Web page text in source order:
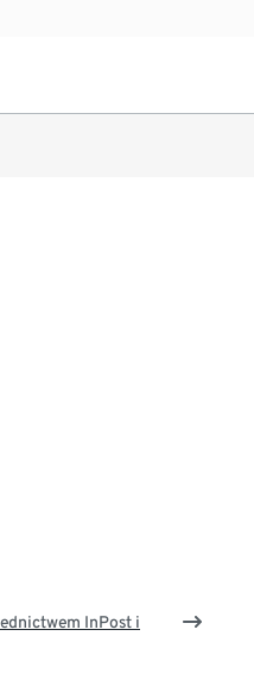
InPost i